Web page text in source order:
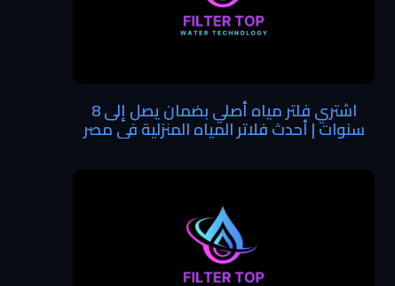
اشتري فلتر مياه أصلي بضمان يصل إلى 8
سنوات | أحدث فلاتر المياه المنزلية في مصر